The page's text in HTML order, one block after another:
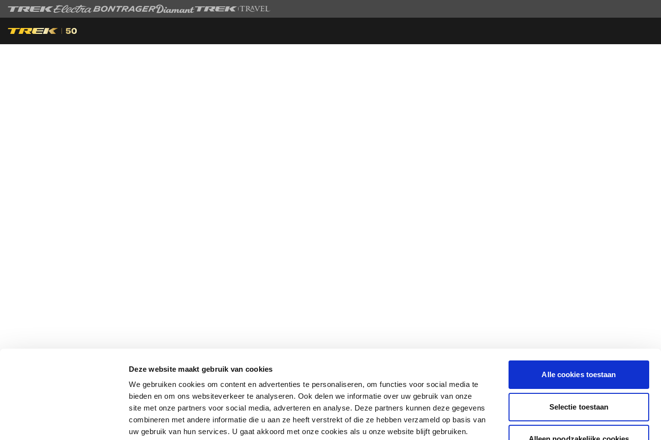
Deze website maakt gebruik van cookies
We gebruiken cookies om content en advertenties te personaliseren, om functies voor social media te
bieden en om ons websiteverkeer te analyseren. Ook delen we informatie over uw gebruik van onze
site met onze partners voor social media, adverteren en analyse. Deze partners kunnen deze gegevens
combineren met andere informatie die u aan ze heeft verstrekt of die ze hebben verzameld op basis van
uw gebruik van hun services. U gaat akkoord met onze cookies als u onze website blijft gebruiken.
Alle cookies toestaan
Selectie toestaan